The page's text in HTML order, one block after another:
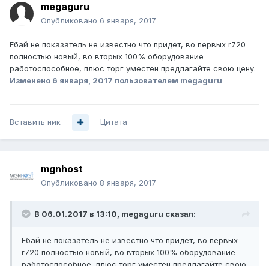
megaguru
Опубликовано 6 января, 2017
Ебай не показатель не известно что придет, во первых r720
полностью новый, во вторых 100% оборудование
работоспособное, плюс торг уместен предлагайте свою цену.
Изменено 6 января, 2017 пользователем megaguru
Вставить ник Цитата
mgnhost
Опубликовано 8 января, 2017
В 06.01.2017 в 13:10, megaguru сказал:
Ебай не показатель не известно что придет, во первых
r720 полностью новый, во вторых 100% оборудование